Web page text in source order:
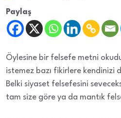
Paylaş
Öylesine bir felsefe metni
istemez bazı fikirlere kendinizi
Belki siyaset felsefesini
tam size göre ya da mantık